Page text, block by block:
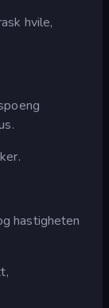
hvile,
hastigheten